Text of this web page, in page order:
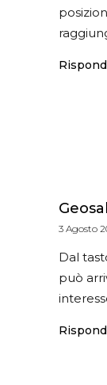
3 Agosto
Dal
può